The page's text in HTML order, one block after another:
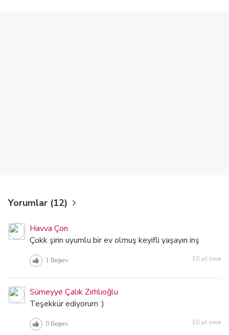
Yorumlar (12)
Havva Çon
Çokk şirin uyumlu bir ev olmuş keyifli yaşayın inş
1 Beğeni 10 yıl önce
Sümeyye Çalık Zırhlıoğlu
Teşekkür ediyorum :)
0Beğeni 10 yıl önce